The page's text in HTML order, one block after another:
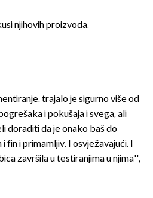
njihovih proizvoda.
trajalo je sigurno više od
i pokušaja i svega, ali
doraditi da je onako baš do
fin i primamljiv. I osvježavajući. I
završila u testiranjima u njima'',